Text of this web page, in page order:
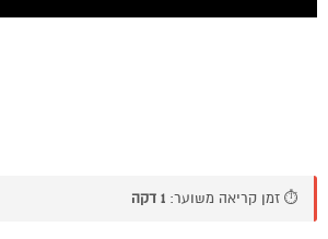
⏱️ זמן קריאה משוער: 1 דקה